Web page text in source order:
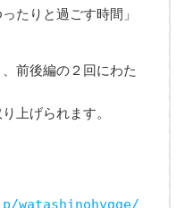
たりと過ごす時間」
前後編の２回にわた
上げられます。
watashinohygge/